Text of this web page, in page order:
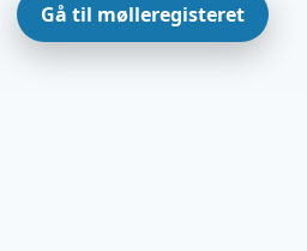
Gå til mølleregisteret